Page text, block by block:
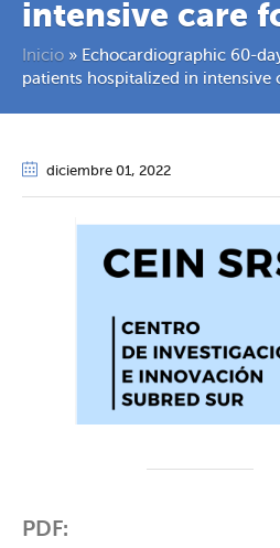
intensive care
Inicio » Echocardiographic 60-
patients hospitalized in intensive
diciembre 01, 2022
PDF: